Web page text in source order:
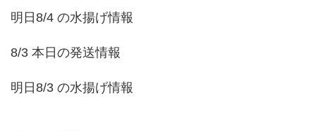
明日8/4 の水揚げ情報
8/3 本日の発送情報
明日8/3 の水揚げ情報